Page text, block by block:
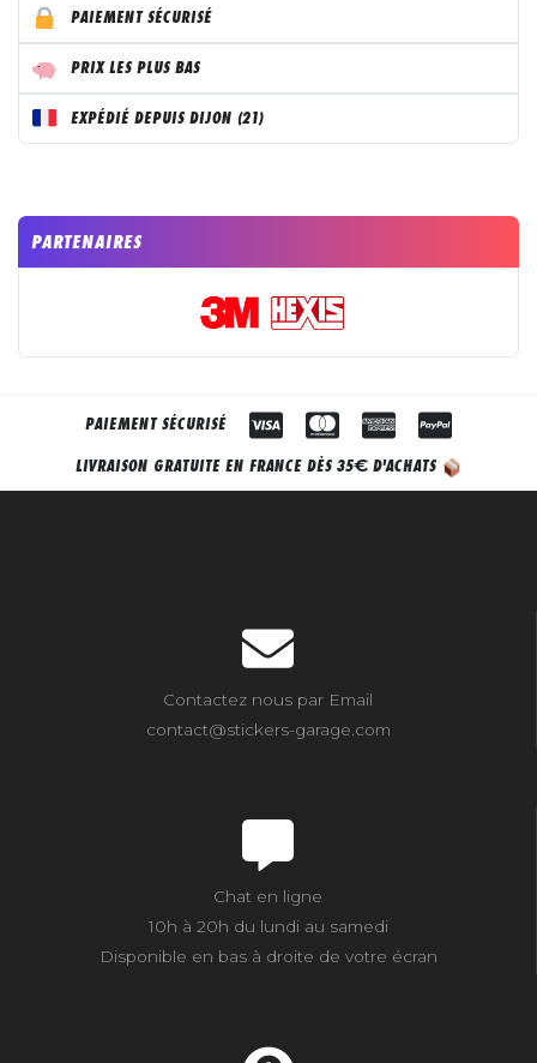
PAIEMENT SÉCURISÉ
PRIX LES PLUS BAS
EXPÉDIÉ DEPUIS DIJON (21)
PARTENAIRES
PAIEMENT SÉCURISÉ
LIVRAISON GRATUITE EN FRANCE DÈS 35€ D'ACHATS
Contactez nous par Email
contact@stickers-garage.com
Chat en ligne
10h à 20h du lundi au samedi
Disponible en bas à droite de votre écran